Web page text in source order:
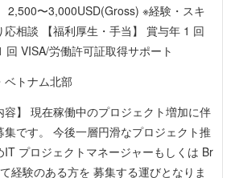
新する。 3. 業務改善・効率化（将
- プロセス改善・自動化推進: 手作業の業
を見直し、業務効率化を提案する。自
トする。 ★魅力★ ・オフィスは
機関で通勤可能な好立地です。 ・チーム
ントに加え、日系大手クライアントとの
務プロセスの改善・DX化に携わることが
め、市場価値の高いキャリアを築けま
2,500〜3,000USD(Gross) ※経験・スキ
・手当】 賞与年 1 回
回 VISA/労働許可証取得サポート
ベトナム北部
容】 現在稼働中のプロジェクト増加に伴
集です。 今後一層円滑なプロジェクト推
IT プロジェクトマネージャーもしくは Br
経験のある方を 募集する運びとなりま